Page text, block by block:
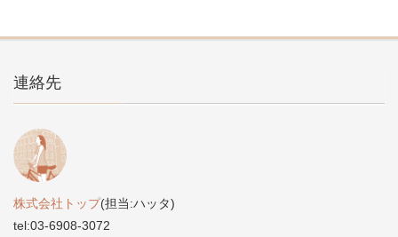
連絡先
株式会社トップ(担当:ハッタ)
tel:03-6908-3072